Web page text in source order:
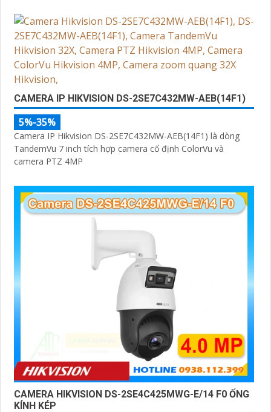
CAMERA IP HIKVISION DS-2SE7C432MW-AEB(14F1)
5%-35%
Camera IP Hikvision DS-2SE7C432MW-AEB(14F1) là dòng
TandemVu 7 inch tích hợp camera cố định ColorVu và
camera PTZ 4MP
CAMERA HIKVISION DS-2SE4C425MWG-E/14 F0 ỐNG
KÍNH KÉP